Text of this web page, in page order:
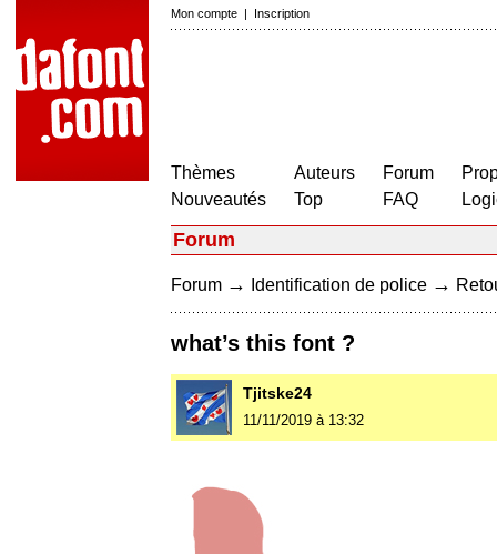
Mon compte | Inscription
Thèmes
Nouveautés
Auteurs
Top
Forum
FAQ
Forum
Forum → Identification de police →
what’s this font ?
Tjitske24
11/11/2019 à 13:32